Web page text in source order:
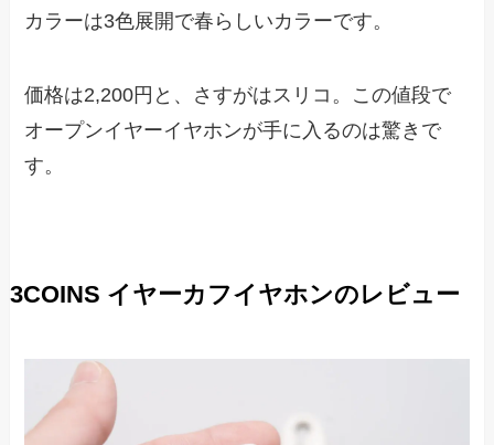
カラーは3色展開で春らしいカラーです。
価格は2,200円と、さすがはスリコ。この値段で
オープンイヤーイヤホンが手に入るのは驚きで
す。
3COINS イヤーカフイヤホンのレビュー